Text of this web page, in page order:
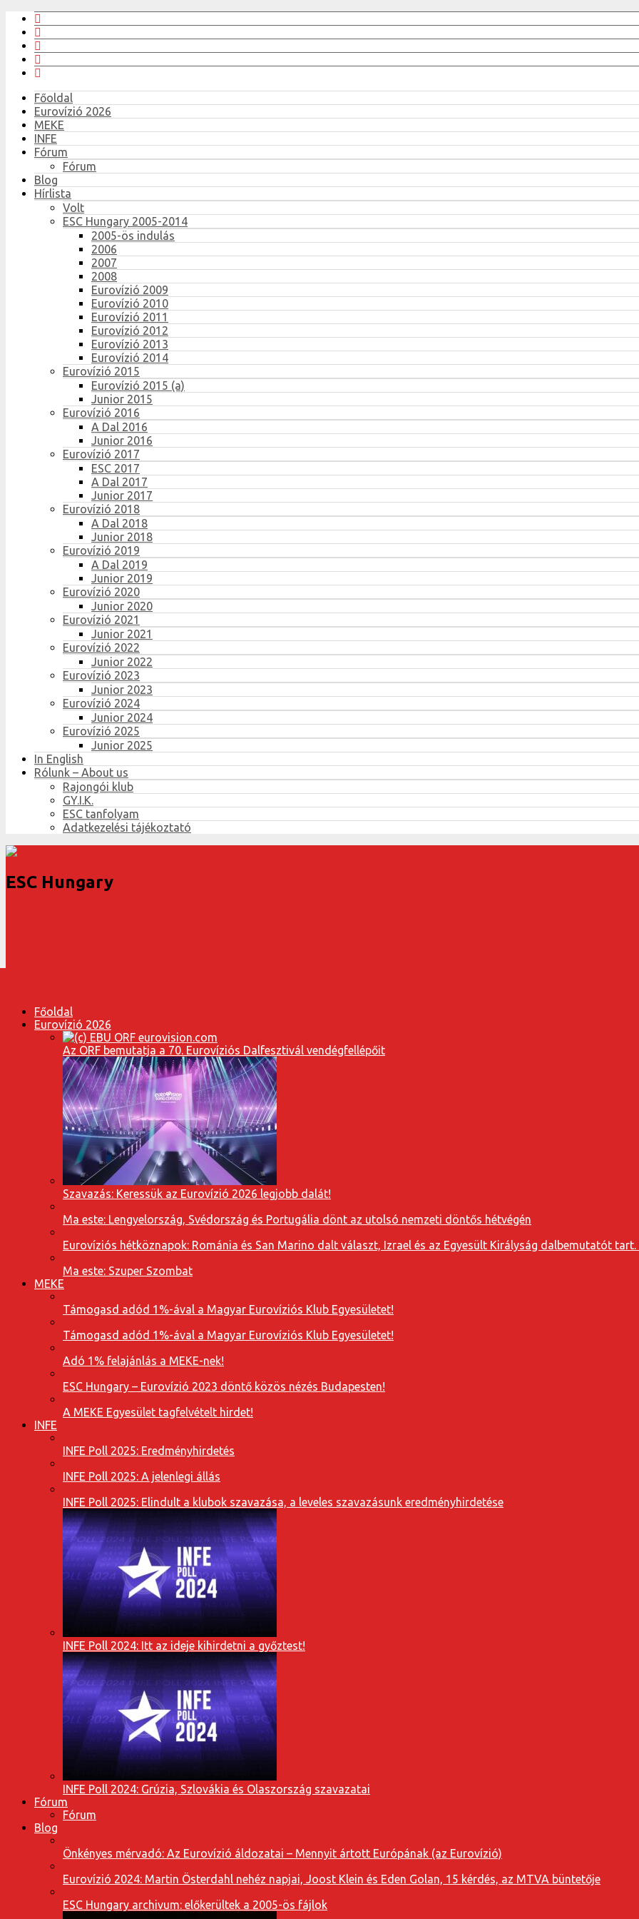
Főoldal
Eurovízió 2026
MEKE
INFE
Fórum
Fórum
Blog
Hírlista
Volt
ESC Hungary 2005-2014
2005-ös indulás
2006
2007
2008
Eurovízió 2009
Eurovízió 2010
Eurovízió 2011
Eurovízió 2012
Eurovízió 2013
Eurovízió 2014
Eurovízió 2015
Eurovízió 2015 (a)
Junior 2015
Eurovízió 2016
A Dal 2016
Junior 2016
Eurovízió 2017
ESC 2017
A Dal 2017
Junior 2017
Eurovízió 2018
A Dal 2018
Junior 2018
Eurovízió 2019
A Dal 2019
Junior 2019
Eurovízió 2020
Junior 2020
Eurovízió 2021
Junior 2021
Eurovízió 2022
Junior 2022
Eurovízió 2023
Junior 2023
Eurovízió 2024
Junior 2024
Eurovízió 2025
Junior 2025
In English
Rólunk – About us
Rajongói klub
GY.I.K.
ESC tanfolyam
Adatkezelési tájékoztató
ESC Hungary
Főoldal
Eurovízió 2026
Az ORF bemutatja a 70. Eurovíziós Dalfesztivál vendégfellépőit
Szavazás: Keressük az Eurovízió 2026 legjobb dalát!
Ma este: Lengyelország, Svédország és Portugália dönt az utolsó nemzeti döntős hétvégén
Eurovíziós hétköznapok: Románia és San Marino dalt választ, Izrael és az Egyesült Királyság dalbemutatót tart.
Ma este: Szuper Szombat
MEKE
Támogasd adód 1%-ával a Magyar Eurovíziós Klub Egyesületet!
Támogasd adód 1%-ával a Magyar Eurovíziós Klub Egyesületet!
Adó 1% felajánlás a MEKE-nek!
ESC Hungary – Eurovízió 2023 döntő közös nézés Budapesten!
A MEKE Egyesület tagfelvételt hirdet!
INFE
INFE Poll 2025: Eredményhirdetés
INFE Poll 2025: A jelenlegi állás
INFE Poll 2025: Elindult a klubok szavazása, a leveles szavazásunk eredményhirdetése
INFE Poll 2024: Itt az ideje kihirdetni a győztest!
INFE Poll 2024: Grúzia, Szlovákia és Olaszország szavazatai
Fórum
Fórum
Blog
Önkényes mérvadó: Az Eurovízió áldozatai – Mennyit ártott Európának (az Eurovízió)
Eurovízió 2024: Martin Österdahl nehéz napjai, Joost Klein és Eden Golan, 15 kérdés, az MTVA büntetője
ESC Hungary archivum: előkerültek a 2005-ös fájlok